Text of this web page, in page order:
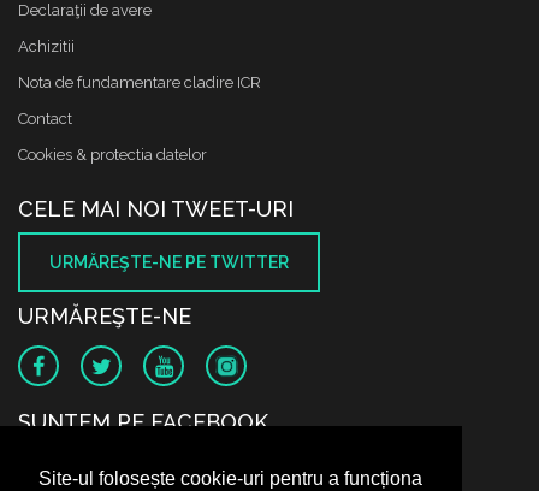
Site-ul folosește cookie-uri pentru a funcționa
Declaraţii de avere
Achizitii
Nota de fundamentare cladire ICR
Contact
Cookies & protectia datelor
CELE MAI NOI TWEET-URI
URMĂREŞTE-NE PE TWITTER
URMĂREŞTE-NE
SUNTEM PE FACEBOOK